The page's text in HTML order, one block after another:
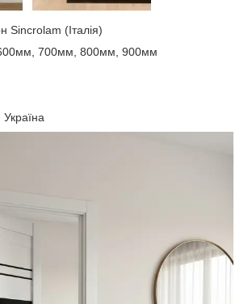
Sincrolam (Італія)
700мм, 800мм, 900мм
Україна